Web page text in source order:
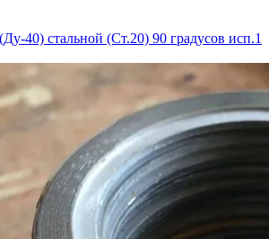
40) стальной (Ст.20) 90 градусов исп.1